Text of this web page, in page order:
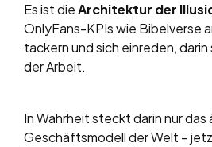
Es ist dieArchitektur der
OnlyFans-KPIs wie Bibelverse
tackern und sich einreden,
der Arbeit.
In Wahrheit steckt darin nur
Geschäftsmodell der Welt –